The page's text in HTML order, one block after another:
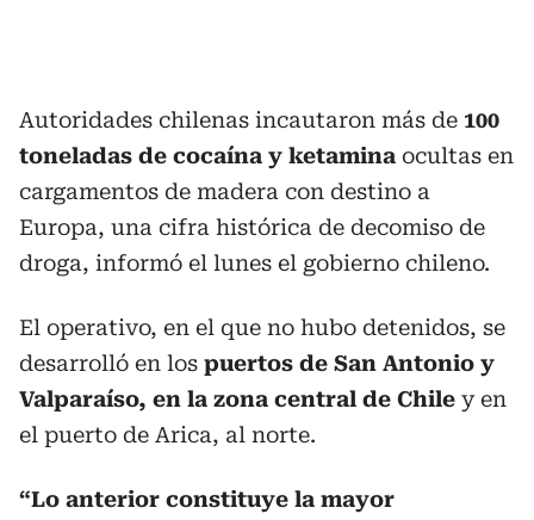
Autoridades chilenas incautaron más de 100
toneladas de cocaína y ketamina ocultas en
cargamentos de madera con destino a
Europa, una cifra histórica de decomiso de
droga, informó el lunes el gobierno chileno.
El operativo, en el que no hubo detenidos, se
desarrolló en los puertos de San Antonio y
Valparaíso, en la zona central de Chile y en
el puerto de Arica, al norte.
“Lo anterior constituye la mayor